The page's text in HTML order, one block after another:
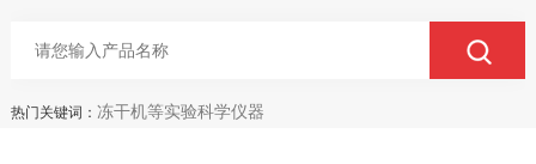
热门关键词： 冻干机等实验科学仪器